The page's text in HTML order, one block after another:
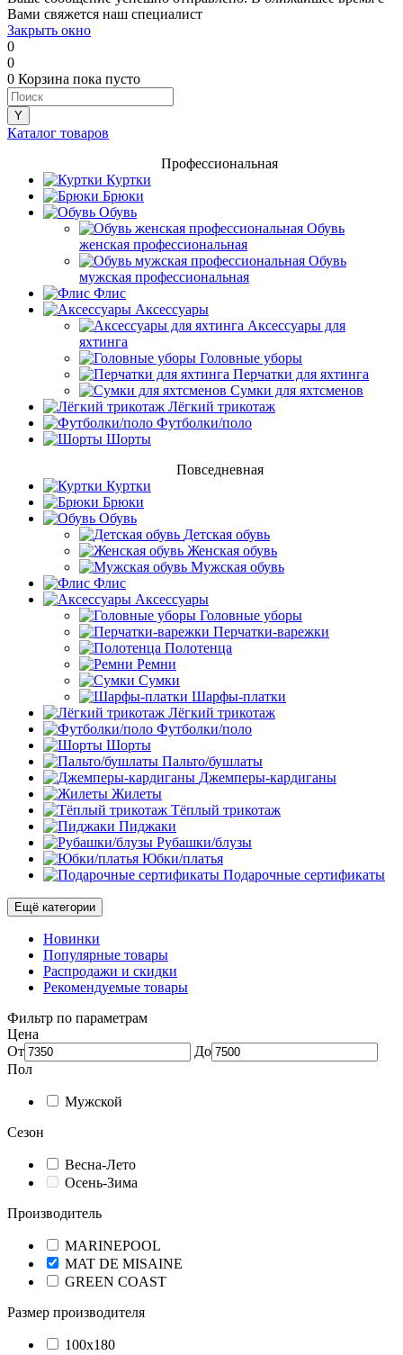
Вами свяжется наш специалист
Закрыть окно
0
0
0 Корзина пока пусто
Каталог товаров
Профессиональная
Куртки
Брюки
Обувь
Обувь
женская профессиональная
Обувь
мужская профессиональная
Флис
Аксессуары
Аксессуары для
яхтинга
Головные уборы
Перчатки для яхтинга
Сумки для яхтсменов
Лёгкий трикотаж
Футболки/поло
Шорты
Повседневная
Куртки
Брюки
Обувь
Детская обувь
Женская обувь
Мужская обувь
Флис
Аксессуары
Головные уборы
Перчатки-варежки
Полотенца
Ремни
Сумки
Шарфы-платки
Лёгкий трикотаж
Футболки/поло
Шорты
Пальто/бушлаты
Джемперы-кардиганы
Жилеты
Тёплый трикотаж
Пиджаки
Рубашки/блузы
Юбки/платья
Подарочные сертификаты
Ещё категории
Новинки
Популярные товары
Распродажи и скидки
Рекомендуемые товары
Фильтр по параметрам
Цена
От
До
Пол
Мужской
Сезон
Весна-Лето
Осень-Зима
Производитель
MARINEPOOL
MAT DE MISAINE
GREEN COAST
Размер производителя
100х180